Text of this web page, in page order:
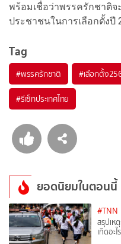
พร้อมเชื่อว่าพรรครักชาติจ
ประชาชนในการเลือกตั้งปี
Tag
#พรรครักชาติ #เลือกตั้ง
#รีเซ็ทประเทศไทย
ยอดนิยมในตอนนี้
#TNN
สรุปเห
เกิดอะ